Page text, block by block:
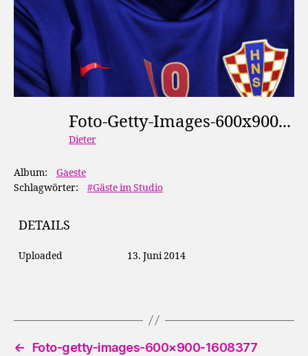
Foto-Getty-Images-600x900-1608390
Dieter
Album:
Gaeste
Schlagwörter:
#Gäste im Studio
DETAILS
Uploaded 13. Juni 2014
← Foto-getty-images-600×900-1608377